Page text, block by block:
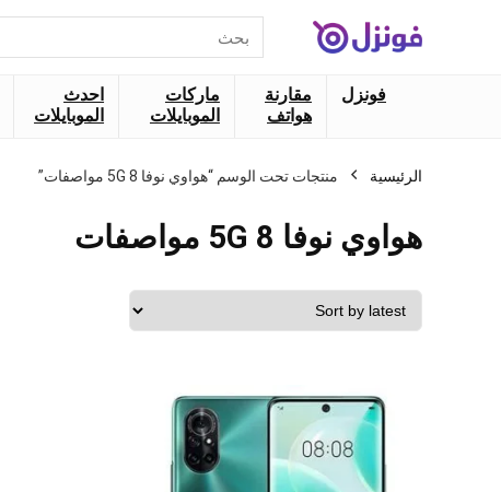
عن:
فونزل
مقارنة
هواتف
ماركات
الموبايلات
احدث
الموبايلات
الرئيسية منتجات تحت الوسم “هواوي نوفا 8 5G مواصفات”
هواوي نوفا 8 5G مواصفات